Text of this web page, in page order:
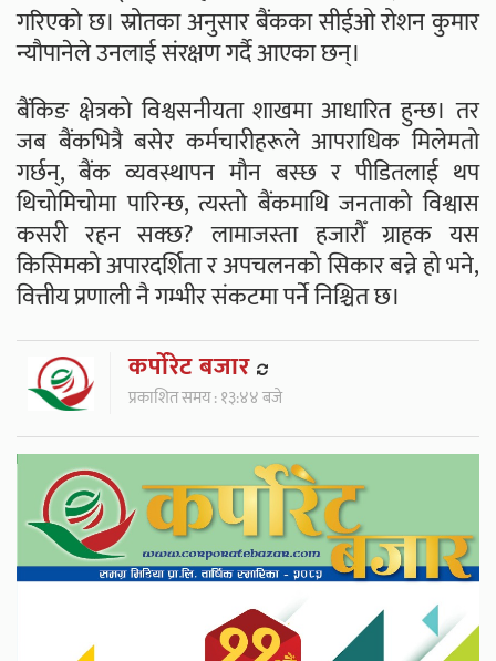
गरिएको छ। स्रोतका अनुसार बैंकका सीईओ रोशन कुमार
न्यौपानेले उनलाई संरक्षण गर्दै आएका छन्।
बैंकिङ क्षेत्रको विश्वसनीयता शाखमा आधारित हुन्छ। तर
जब बैंकभित्रै बसेर कर्मचारीहरूले आपराधिक मिलेमतो
गर्छन्, बैंक व्यवस्थापन मौन बस्छ र पीडितलाई थप
थिचोमिचोमा पारिन्छ, त्यस्तो बैंकमाथि जनताको विश्वास
कसरी रहन सक्छ? लामाजस्ता हजारौँ ग्राहक यस
किसिमको अपारदर्शिता र अपचलनको सिकार बन्ने हो भने,
वित्तीय प्रणाली नै गम्भीर संकटमा पर्ने निश्चित छ।
कर्पाेरेट बजार
प्रकाशित समय : १३:४४ बजे